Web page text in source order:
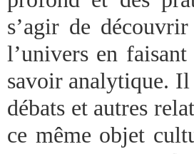
s’agir de
l’univers en
savoir analytique. Il
débats et autres
ce même objet